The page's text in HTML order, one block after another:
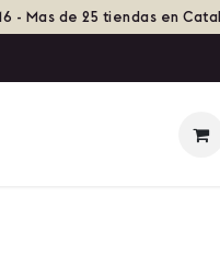
- Mas de 25 tiendas en